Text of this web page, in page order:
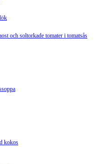
och soltorkade tomater i tomatsås
kokos